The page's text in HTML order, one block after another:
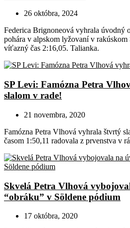
26 októbra, 2024
Federica Brignoneová vyhrala úvodný
pohára v alpskom lyžovaní v rakúskom
víťazný čas 2:16,05. Talianka.
SP Levi: Famózna Petra
slalom v rade!
21 novembra, 2020
Famózna Petra Vlhová vyhrala štvrtý
časom 1:50,11 radovala z prvenstva v
Skvelá Petra Vlhová
“obráku” v Söldene pódium
17 októbra, 2020